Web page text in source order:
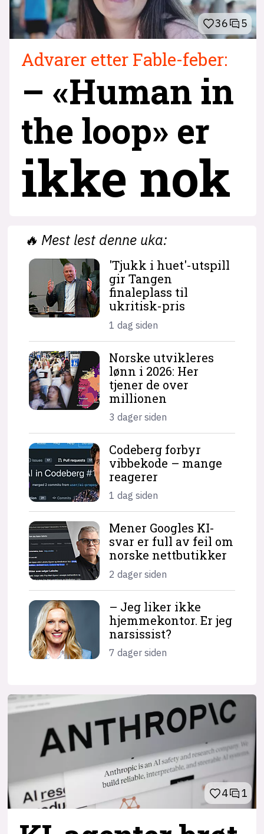
36 5
Advarer etter Fable-feber:
– «Human in
the loop» er
ikke nok
🔥 Mest lest denne uka:
'Tjukk i huet'-utspill
gir Tangen
finaleplass til
ukritisk-pris
1 dag siden
Norske utvikleres
lønn i 2026: Her
tjener de over
millionen
3 dager siden
Codeberg forbyr
vibbekode – mange
reagerer
1 dag siden
Mener Googles KI-
svar er full av feil om
norske nettbutikker
2 dager siden
– Jeg liker ikke
hjemme­kontor. Er jeg
narsissist?
7 dager siden
4 1